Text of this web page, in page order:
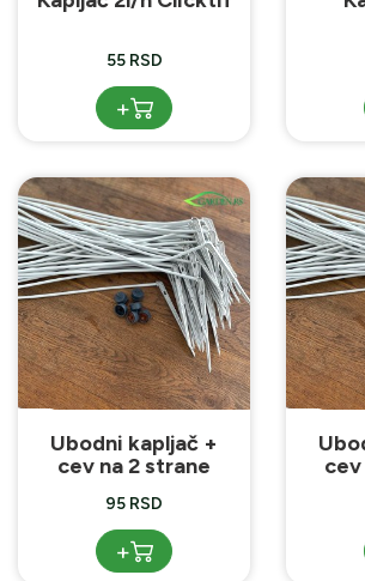
55 RSD
+
Ubodni kapljač +
cev na 2 strane
95 RSD
+